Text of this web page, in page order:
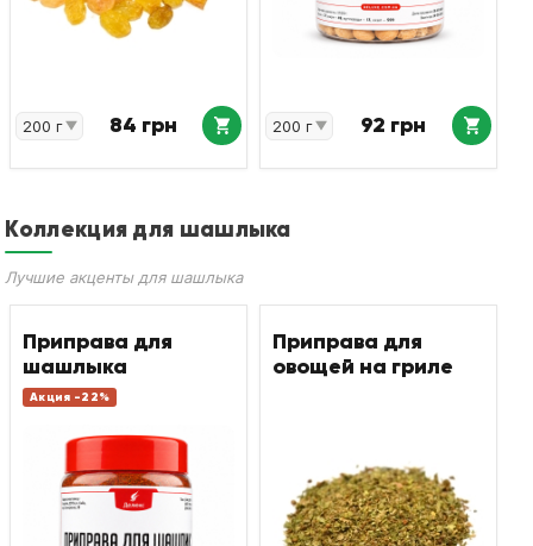
84 грн 92 грн
Коллекция для шашлыка
Лучшие акценты для шашлыка
Приправа для
шашлыка
Акция -22%
Приправа для
овощей на гриле